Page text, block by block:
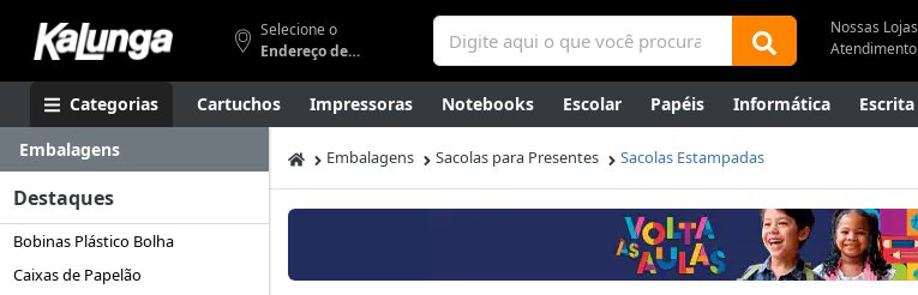
Selecione o
Endereço de entrega
Nossas Lojas
Atendimento
Categorias Cartuchos Impressoras Notebooks Escolar Papéis Informática Escrita
Apresentação Smartphones Artes Gamers Higiene Mídias Envelopes
Canetas Luxo
Outlet
Embalagens
Destaques
Bobinas Plástico Bolha
Caixas de Papelão
Embalagens Sacolas para Presentes Sacolas Estampadas